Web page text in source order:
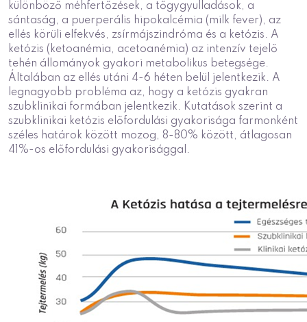
különböző méhfertőzések, a tőgygyulladások, a
sántaság, a puerperális hipokalcémia (milk fever), az
ellés körüli elfekvés, zsírmájszindróma és a ketózis. A
ketózis (ketoanémia, acetoanémia) az intenzív tejelő
tehén állományok gyakori metabolikus betegsége.
Általában az ellés utáni 4-6 héten belül jelentkezik. A
legnagyobb probléma az, hogy a ketózis gyakran
szubklinikai formában jelentkezik. Kutatások szerint a
szubklinikai ketózis előfordulási gyakorisága farmonként
széles határok között mozog, 8-80% között, átlagosan
41%-os előfordulási gyakorisággal.